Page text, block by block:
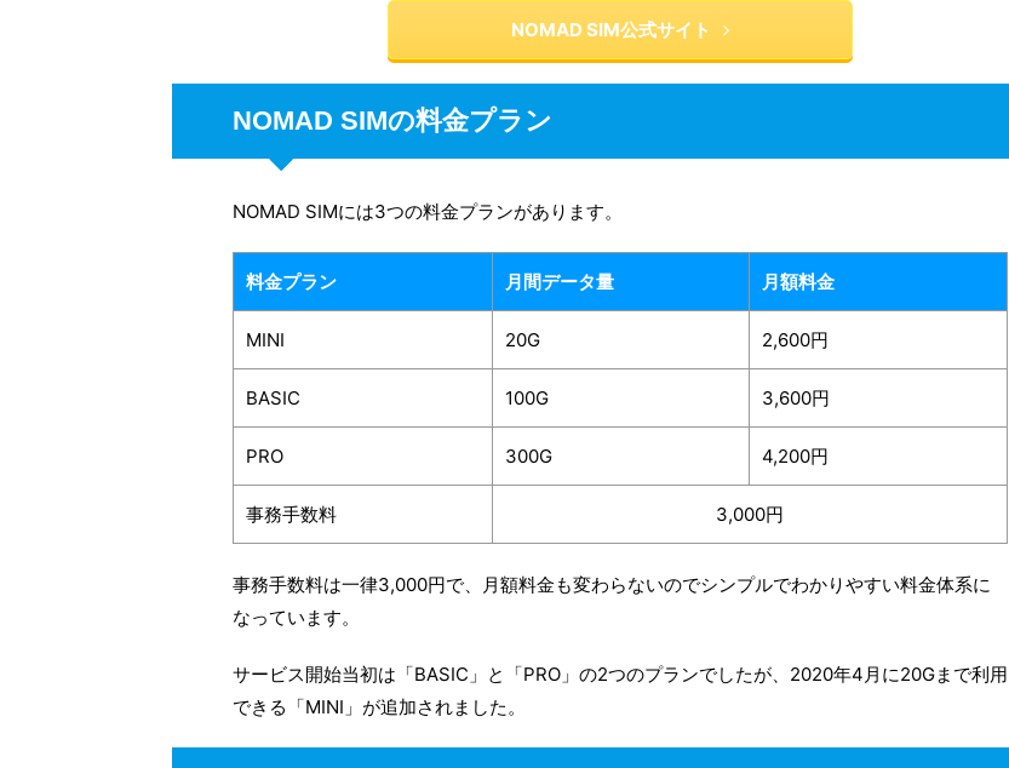
NOMAD SIM公式サイト
NOMAD SIMの料金プラン
NOMAD SIMには3つの料金プランがあります。
料金プラン 月間データ量 月額料金
MINI 20G 2,600円
BASIC 100G 3,600円
PRO 300G 4,200円
事務手数料 3,000円
事務手数料は一律3,000円で、月額料金も変わらないのでシンプルでわかりやすい料金体系に
なっています。
サービス開始当初は「BASIC」と「PRO」の2つのプランでしたが、2020年4月に20Gまで利用
できる「MINI」が追加されました。